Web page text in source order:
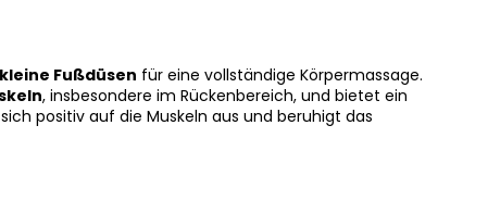
Fußdüsen für eine vollständige Körpermassage.
, insbesondere im Rückenbereich, und bietet ein
positiv auf die Muskeln aus und beruhigt das